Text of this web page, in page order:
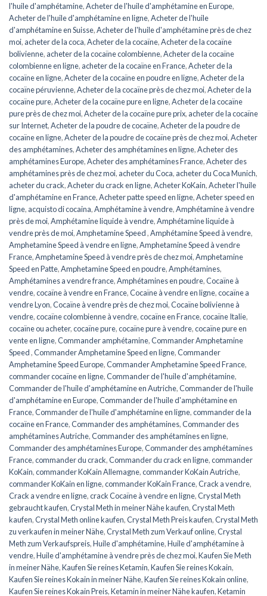
l'huile d'amphétamine,Acheter de l'huile d'amphétamine en Europe,
Acheter de l'huile d'amphétamine en ligne,Acheter de l'huile
d'amphétamine en Suisse,Acheter de l'huile d'amphétamine près de chez
moi, acheter de la coca,Acheter de la cocaïne,Acheter de la cocaïne
bolivienne, acheter de la cocaïne colombienne,Acheter de la cocaïne
colombienne en ligne, acheter de la cocaïne en France,Acheter de la
cocaïne en ligne,Acheter de la cocaïne en poudre en ligne,Acheter de la
cocaïne péruvienne,Acheter de la cocaïne près de chez moi,Acheter de la
cocaïne pure,Acheter de la cocaïne pure en ligne,Acheter de la cocaïne
pure près de chez moi,Acheter de la cocaïne pure prix, acheter de la cocaïne
sur Internet,Acheter de la poudre de cocaïne,Acheter de la poudre de
cocaïne en ligne,Acheter de la poudre de cocaïne près de chez moi,Acheter
des amphétamines,Acheter des amphétamines en ligne,Acheter des
amphétamines Europe,Acheter des amphétamines France,Acheter des
amphétamines près de chez moi, acheter du Coca, acheter du Coca Munich,
acheter du crack,Acheter du crack en ligne,Acheter KoKain,Acheter l'huile
d'amphétamine en France,Acheter patte speed en ligne,Acheter speed en
ligne, acquisto di cocaina,Amphétamine à vendre,Amphétamine à vendre
près de moi,Amphétamine liquide à vendre,Amphétamine liquide à
vendre près de moi,Amphetamine Speed ​​​​,Amphétamine Speed ​​​​à vendre,
Amphetamine Speed ​​​​à vendre en ligne,Amphetamine Speed ​​​​à vendre
France,Amphetamine Speed à vendre près de chez moi,Amphetamine
Speed en ​​​​Patte,Amphetamine Speed en poudre,Amphétamines,
Amphétamines a vendre france,Amphétamines en poudre,Cocaïne à
vendre,cocaïne à vendre en France,Cocaïne à vendre en ligne,cocaïne a
vendre Lyon,Cocaïne à vendre près de chez moi,Cocaïne bolivienne à
vendre,cocaïne colombienne à vendre,cocaïne en France,cocaïne Italie,
cocaïne ou acheter,cocaïne pure,cocaïne pure à vendre,cocaïne pure en
vente en ligne,Commander amphétamine,Commander Amphetamine
Speed ​​​​,Commander Amphetamine Speed ​​​​en ligne,Commander
Amphetamine Speed ​​​Europe,Commander Amphetamine Speed ​​France,
commander cocaïne en ligne,Commander de l'huile d'amphétamine,
Commander de l'huile d'amphétamine en Autriche,Commander de l'huile
d'amphétamine en Europe,Commander de l'huile d'amphétamine en
France,Commander de l'huile d'amphétamine en ligne,commander de la
cocaïne en France,Commander des amphétamines,Commander des
amphétamines Autriche,Commander des amphétamines en ligne,
Commander des amphétamines Europe,Commander des amphétamines
France,commander du crack,Commander du crack en ligne,commander
KoKain,commander KoKain Allemagne,commander KoKain Autriche,
commander KoKain en ligne,commander KoKain France,Crack a vendre,
Crack a vendre en ligne,crack Cocaïne à vendre en ligne,Crystal Meth
gebraucht kaufen,Crystal Meth in meiner Nähe kaufen,Crystal Meth
kaufen,Crystal Meth online kaufen,Crystal Meth Preis kaufen,Crystal Meth
zu verkaufen in meiner Nähe,Crystal Meth zum Verkauf online,Crystal
Meth zum Verkaufspreis,Huile d'amphétamine,Huile d'amphétamine à
vendre,Huile d'amphétamine à vendre près de chez moi,Kaufen Sie Meth
in meiner Nähe,Kaufen Sie reines Ketamin,Kaufen Sie reines Kokain,
Kaufen Sie reines Kokain in meiner Nähe,Kaufen Sie reines Kokain online,
Kaufen Sie reines Kokain Preis,Ketamin in meiner Nähe kaufen,Ketamin